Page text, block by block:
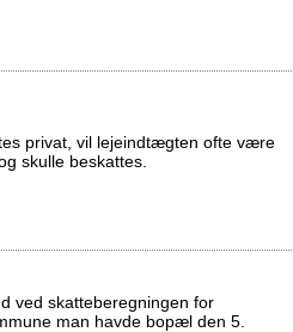
privat, vil lejeindtægten ofte være
skulle beskattes.
ved skatteberegningen for
man havde bopæl den 5.